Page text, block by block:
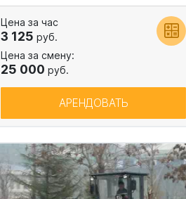
Цена за час
3 125 руб.
Цена за смену:
25 000 руб.
АРЕНДОВАТЬ